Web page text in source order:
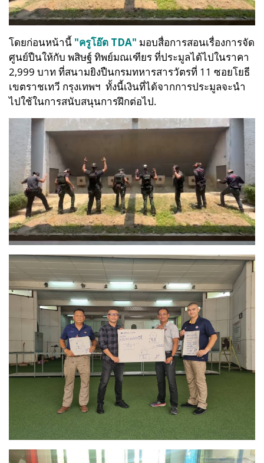
โดยก่อนหน้านี้ "ครูโอ๊ต TDA" มอบสื่อการสอนเรื่องการจัด
ศูนย์ปืนให้กับ พสิษฐ์ ทิพย์มณเฑียร ที่ประมูลได้ไปในราคา
2,999 บาท ที่สนามยิงปืนกรมทหารสารวัตรที่ 11 ซอยโยธี
เขตราชเทวี กรุงเทพฯ ทั้งนี้เงินที่ได้จากการประมูลจะนำ
ไปใช้ในการสนับสนุนการฝึกต่อไป.